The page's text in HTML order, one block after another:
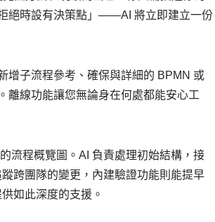
絕時設有決策點」——AI 將立即建立一份
增子流程參考、確保與詳細的 BPMN 或
離線功能讓您無論身在何處都能安心工
流程概覽圖。AI 負責處理初始結構，接
跨團隊的變更，內建驗證功能則能提早
如此深度的支援。